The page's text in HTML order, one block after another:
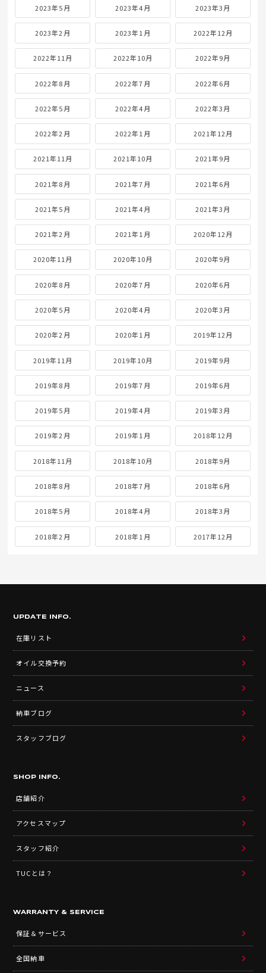
2023年5月 2023年4月 2023年3月
2023年2月 2023年1月 2022年12月
2022年11月 2022年10月 2022年9月
2022年8月 2022年7月 2022年6月
2022年5月 2022年4月 2022年3月
2022年2月 2022年1月 2021年12月
2021年11月 2021年10月 2021年9月
2021年8月 2021年7月 2021年6月
2021年5月 2021年4月 2021年3月
2021年2月 2021年1月 2020年12月
2020年11月 2020年10月 2020年9月
2020年8月 2020年7月 2020年6月
2020年5月 2020年4月 2020年3月
2020年2月 2020年1月 2019年12月
2019年11月 2019年10月 2019年9月
2019年8月 2019年7月 2019年6月
2019年5月 2019年4月 2019年3月
2019年2月 2019年1月 2018年12月
2018年11月 2018年10月 2018年9月
2018年8月 2018年7月 2018年6月
2018年5月 2018年4月 2018年3月
2018年2月 2018年1月 2017年12月
UPDATE INFO.
在庫リスト
オイル交換予約
ニュース
納車ブログ
スタッフブログ
SHOP INFO.
店舗紹介
アクセスマップ
スタッフ紹介
TUCとは？
WARRANTY & SERVICE
保証＆サービス
全国納車